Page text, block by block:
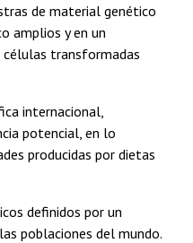
de material genético
amplios y en un
células transformadas
internacional,
potencial, en lo
producidas por dietas
definidos por un
poblaciones del mundo.